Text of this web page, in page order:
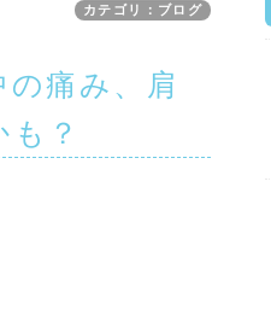
カテゴリ：ブログ
の痛み、肩
？